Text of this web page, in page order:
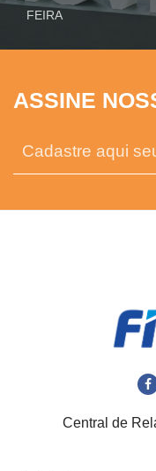
FEIRA
ASSINE
Central de